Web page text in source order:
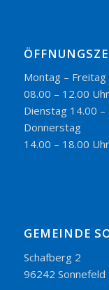
Montag – Freitag
08.00 – 12.00 Uhr
Dienstag 14.00 –
Donnerstag
14.00 – 18.00 Uhr
GEMEINDE
Schafberg 2
96242 Sonnefeld